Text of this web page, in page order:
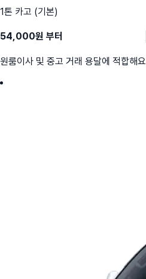
1톤 카고 (기본)
54,000원 부터
원룸이사 및 중고 거래 용달에 적합해요